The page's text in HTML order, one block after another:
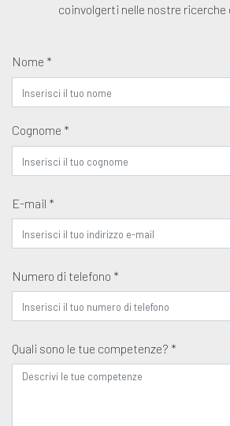
coinvolgerti nelle nostre ricerche
Nome *
Cognome *
E-mail *
Numero di telefono *
Quali sono le tue competenze? *